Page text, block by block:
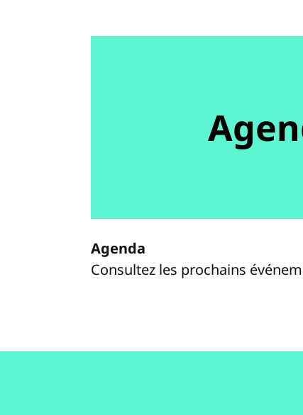
Agenda
Consultez les prochains